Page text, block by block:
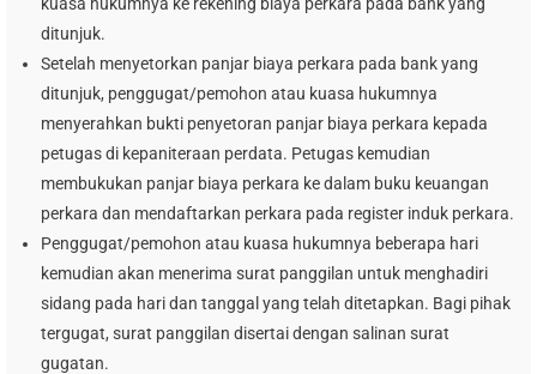
ditunjuk.
Setelah menyetorkan panjar biaya perkara pada bank yang
ditunjuk, penggugat/pemohon atau kuasa hukumnya
menyerahkan bukti penyetoran panjar biaya perkara kepada
petugas di kepaniteraan perdata. Petugas kemudian
membukukan panjar biaya perkara ke dalam buku keuangan
perkara dan mendaftarkan perkara pada register induk perkara.
Penggugat/pemohon atau kuasa hukumnya beberapa hari
kemudian akan menerima surat panggilan untuk menghadiri
sidang pada hari dan tanggal yang telah ditetapkan. Bagi pihak
tergugat, surat panggilan disertai dengan salinan surat
gugatan.